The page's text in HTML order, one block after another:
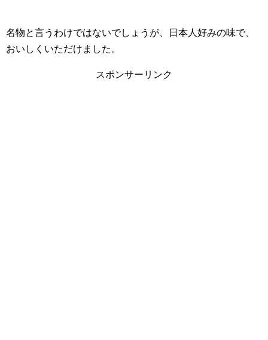
名物と言うわけではないでしょうが、日本人好みの味で、
おいしくいただけました。
スポンサーリンク